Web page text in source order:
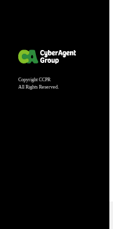
Copyright CCPR
All Rights Reserved.